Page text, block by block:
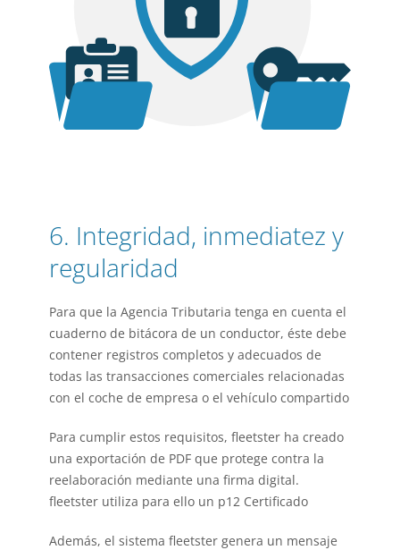
6. Integridad, inmediatez y
regularidad
Para que la Agencia Tributaria tenga en cuenta el
cuaderno de bitácora de un conductor, éste debe
contener registros completos y adecuados de
todas las transacciones comerciales relacionadas
con el coche de empresa o el vehículo compartido
Para cumplir estos requisitos, fleetster ha creado
una exportación de PDF que protege contra la
reelaboración mediante una firma digital.
fleetster utiliza para ello un p12 Certificado
Además, el sistema fleetster genera un mensaje